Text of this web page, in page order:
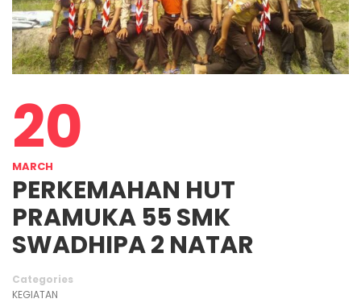
20
MARCH
PERKEMAHAN HUT
PRAMUKA 55 SMK
SWADHIPA 2 NATAR
Categories
KEGIATAN